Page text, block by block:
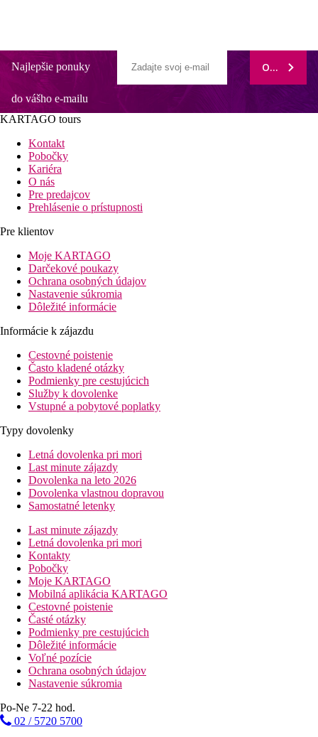
Najlepšie ponuky
do vášho e-mailu
ODOBERAŤ
KARTAGO tours
Kontakt
Pobočky
Kariéra
O nás
Pre predajcov
Prehlásenie o prístupnosti
Pre klientov
Moje KARTAGO
Darčekové poukazy
Ochrana osobných údajov
Nastavenie súkromia
Dôležité informácie
Informácie k zájazdu
Cestovné poistenie
Často kladené otázky
Podmienky pre cestujúcich
Služby k dovolenke
Vstupné a pobytové poplatky
Typy dovolenky
Letná dovolenka pri mori
Last minute zájazdy
Dovolenka na leto 2026
Dovolenka vlastnou dopravou
Samostatné letenky
Last minute zájazdy
Letná dovolenka pri mori
Kontakty
Pobočky
Moje KARTAGO
Mobilná aplikácia KARTAGO
Cestovné poistenie
Časté otázky
Podmienky pre cestujúcich
Dôležité informácie
Voľné pozície
Ochrana osobných údajov
Nastavenie súkromia
Po-Ne 7-22 hod.
02 / 5720 5700